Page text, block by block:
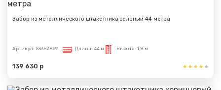
Забор из металлического штакетника зеленый 44 метра
Артикул: S33E2869 Длина: 44 м Высота: 1,8 м
139 630 р